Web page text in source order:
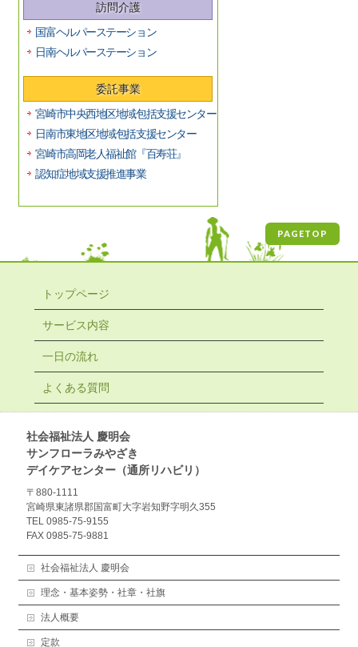
訪問介護
国富ヘルパーステーション
日南ヘルパーステーション
委託事業
宮崎市中央西地区地域包括支援センター
日南市東地区地域包括支援センター
宮崎市高岡老人福祉館『百寿荘』
認知症地域支援推進事業
PAGETOP
トップページ
サービス内容
一日の流れ
よくある質問
社会福祉法人 慶明会
サンフローラみやざき
デイケアセンター（通所リハビリ）
〒880-1111
宮崎県東諸県郡国富町大字岩知野字明久355
TEL 0985-75-9155
FAX 0985-75-9881
社会福祉法人 慶明会
理念・基本姿勢・社章・社旗
法人概要
定款